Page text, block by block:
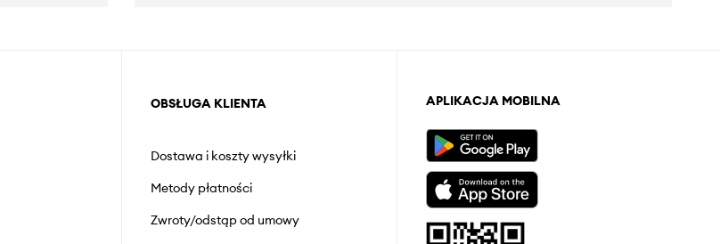
OBSŁUGA KLIENTA
Dostawa i koszty wysyłki
Metody płatności
Zwroty/odstąp od umowy
APLIKACJA MOBILNA